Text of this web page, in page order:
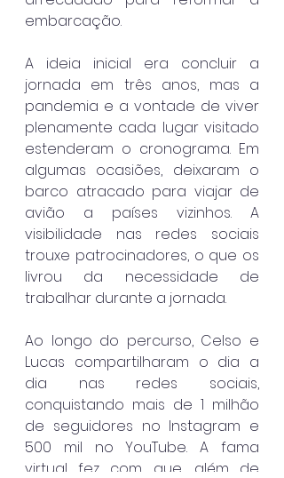
embarcação.
A ideia inicial era concluir a
jornada em três anos, mas a
pandemia e a vontade de viver
plenamente cada lugar visitado
estenderam o cronograma. Em
algumas ocasiões, deixaram o
barco atracado para viajar de
avião a países vizinhos. A
visibilidade nas redes sociais
trouxe patrocinadores, o que os
livrou da necessidade de
trabalhar durante a jornada.
Ao longo do percurso, Celso e
Lucas compartilharam o dia a
dia nas redes sociais,
conquistando mais de 1 milhão
de seguidores no Instagram e
500 mil no YouTube. A fama
virtual fez com que, além de